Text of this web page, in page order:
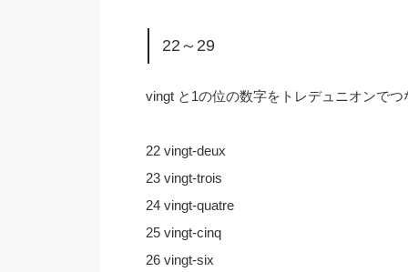
22～29
vingt と1の位の数字をトレデュニオンでつ
22 vingt-deux
23 vingt-trois
24 vingt-quatre
25 vingt-cinq
26 vingt-six